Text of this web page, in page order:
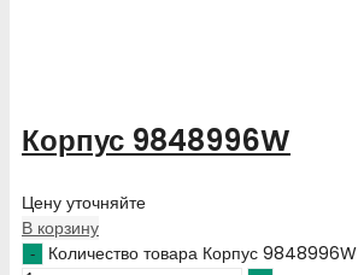
Корпус 9848996W
Цену уточняйте
В корзину
Количество товара Корпус 9848996W